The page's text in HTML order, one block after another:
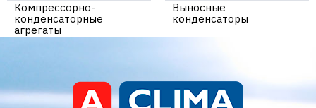
Компрессорно-
конденсаторные
агрегаты
Выносные
конденсаторы